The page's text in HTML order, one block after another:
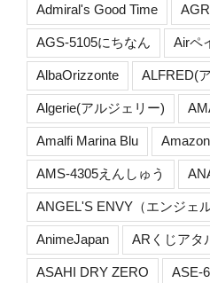
Admiral's Good Time
AGS-5105にちなん Airペ
AlbaOrizzonte ALFRED(
Algerie(アルジェリー)
Amalfi Marina Blu
AMS-4305えんしゅう
ANGEL'S ENVY（エンジェ
AnimeJapan ARくじアタ
ASAHI DRY ZERO ASE-